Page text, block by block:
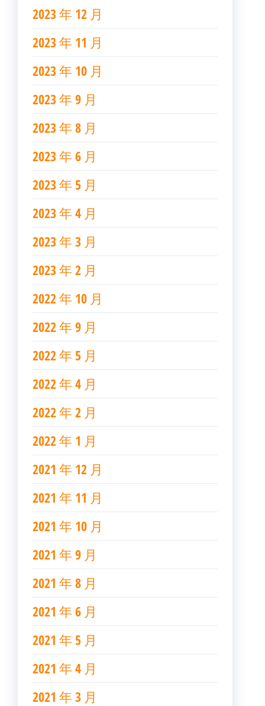
2023 年 12 月
2023 年 11 月
2023 年 10 月
2023 年 9 月
2023 年 8 月
2023 年 6 月
2023 年 5 月
2023 年 4 月
2023 年 3 月
2023 年 2 月
2022 年 10 月
2022 年 9 月
2022 年 5 月
2022 年 4 月
2022 年 2 月
2022 年 1 月
2021 年 12 月
2021 年 11 月
2021 年 10 月
2021 年 9 月
2021 年 8 月
2021 年 6 月
2021 年 5 月
2021 年 4 月
2021 年 3 月